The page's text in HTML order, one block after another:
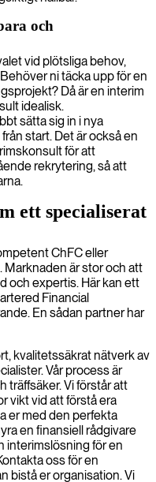
och
vid plötsliga behov,
ni täcka upp för en
Då är en interim
idealisk.
sätta sig in i nya
start. Det är också en
för att
rekrytering, så att
ett specialiserat
ChFC eller
är stor och att
och expertis. Här kan ett
Financial
En sådan partner har
kvalitetssäkrat nätverk av
Vår process är
träffsäker. Vi förstår att
vikt vid att förstå era
er med den perfekta
en finansiell rådgivare
interimslösning för en
oss för en
bistå er organisation. Vi